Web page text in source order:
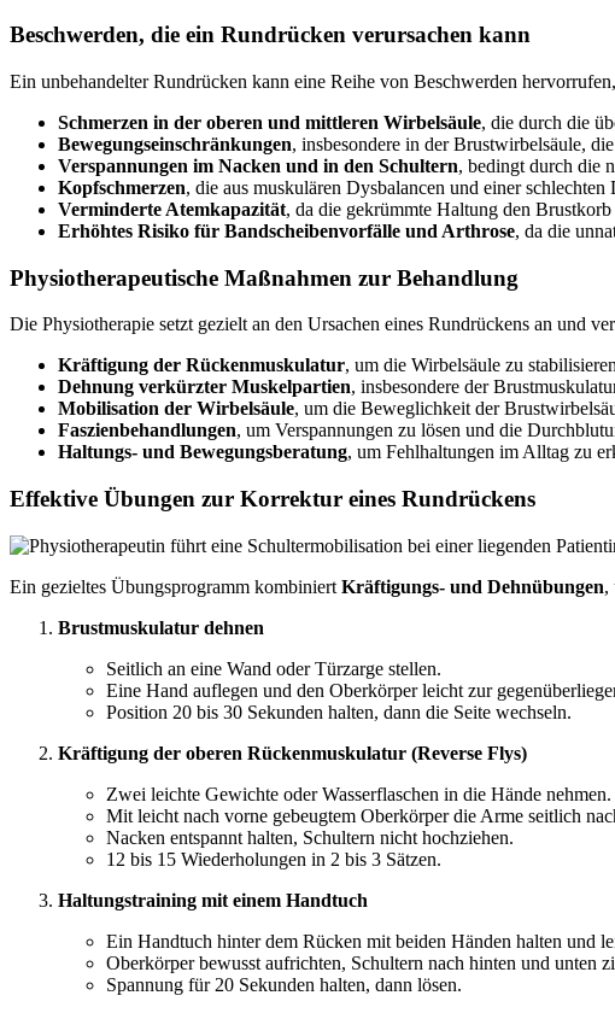
Beschwerden, die ein Rundrücken verursachen kann
Ein unbehandelter Rundrücken kann eine Reihe von Beschwerden
Schmerzen in der oberen und mittleren Wirbelsäule, die durch die
Bewegungseinschränkungen, insbesondere in der Brustwirbelsäule,
Verspannungen im Nacken und in den Schultern, bedingt durch die
Kopfschmerzen, die aus muskulären Dysbalancen und einer
Verminderte Atemkapazität, da die gekrümmte Haltung den
Erhöhtes Risiko für Bandscheibenvorfälle und Arthrose, da die
Physiotherapeutische Maßnahmen zur Behandlung
Die Physiotherapie setzt gezielt an den Ursachen eines Rundrückens an und
Kräftigung der Rückenmuskulatur, um die Wirbelsäule zu
Dehnung verkürzter Muskelpartien, insbesondere der
Mobilisation der Wirbelsäule, um die Beweglichkeit der
Faszienbehandlungen, um Verspannungen zu lösen und die
Haltungs- und Bewegungsberatung, um Fehlhaltungen im Alltag zu
Effektive Übungen zur Korrektur eines Rundrückens
Ein gezieltes Übungsprogramm kombiniert Kräftigungs- und Dehnübungen,
Brustmuskulatur dehnen
Seitlich an eine Wand oder Türzarge stellen.
Eine Hand auflegen und den Oberkörper leicht zur
Position 20 bis 30 Sekunden halten, dann die Seite wechseln.
Kräftigung der oberen Rückenmuskulatur (Reverse Flys)
Zwei leichte Gewichte oder Wasserflaschen in die Hände nehmen.
Mit leicht nach vorne gebeugtem Oberkörper die Arme seitlich
Nacken entspannt halten, Schultern nicht hochziehen.
12 bis 15 Wiederholungen in 2 bis 3 Sätzen.
Haltungstraining mit einem Handtuch
Ein Handtuch hinter dem Rücken mit beiden Händen halten und
Oberkörper bewusst aufrichten, Schultern nach hinten und unten
Spannung für 20 Sekunden halten, dann lösen.